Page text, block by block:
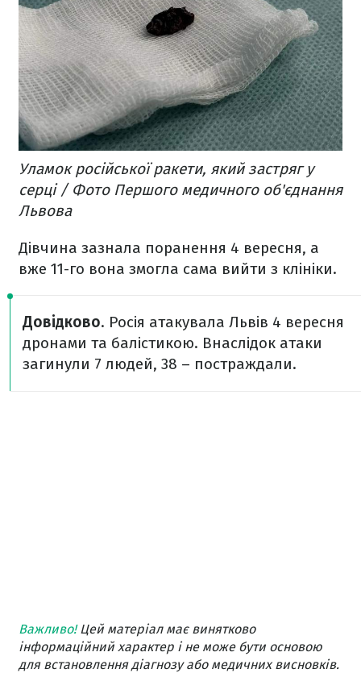
Уламок російської ракети, який застряг у
серці / Фото Першого медичного об'єднання
Львова
Дівчина зазнала поранення 4 вересня, а
вже 11-го вона змогла сама вийти з клініки.
Довідково. Росія атакувала Львів 4 вересня
дронами та балістикою. Внаслідок атаки
загинули 7 людей, 38 – постраждали.
Важливо!Цей матеріал має винятково
інформаційний характер і не може бути основою
для встановлення діагнозу або медичних висновків.